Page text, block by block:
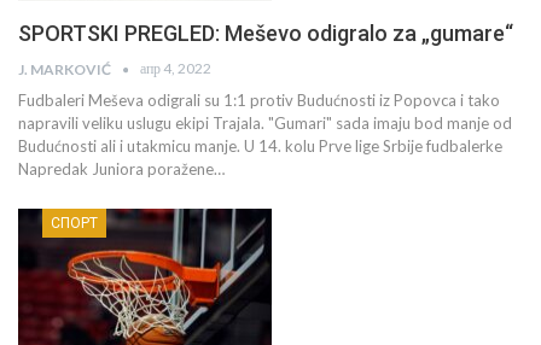
SPORTSKI PREGLED: Meševo odigralo za „gumare“
J. MARKOVIĆ апр 4, 2022
Fudbaleri Meševa odigrali su 1:1 protiv Budućnosti iz Popovca i tako
napravili veliku uslugu ekipi Trajala. "Gumari" sada imaju bod manje od
Budućnosti ali i utakmicu manje. U 14. kolu Prve lige Srbije fudbalerke
Napredak Juniora poražene…
СПОРТ